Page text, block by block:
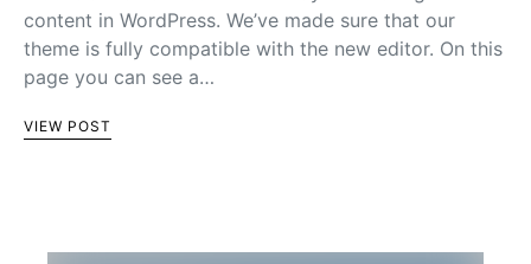
content in WordPress. We’ve made sure that our
theme is fully compatible with the new editor. On this
page you can see a…
VIEW POST